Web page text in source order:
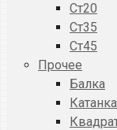
Ст20
Ст35
Ст45
Прочее
Балка
Катанка